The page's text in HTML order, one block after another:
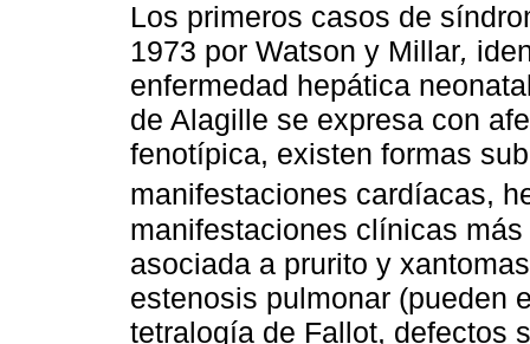
Los primeros casos de
1973 por Watson y Millar,
enfermedad hepática
de Alagille se expresa con
fenotípica, existen formas
manifestaciones cardíacas,
manifestaciones clínicas
asociada a prurito y
estenosis pulmonar (pueden
tetralogía de Fallot, defectos